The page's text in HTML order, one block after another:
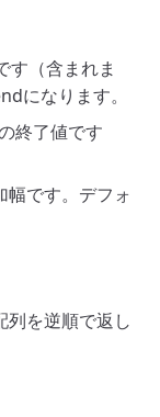
す（含まれま
になります。
終了値です
幅です。デフォ
列を逆順で返し